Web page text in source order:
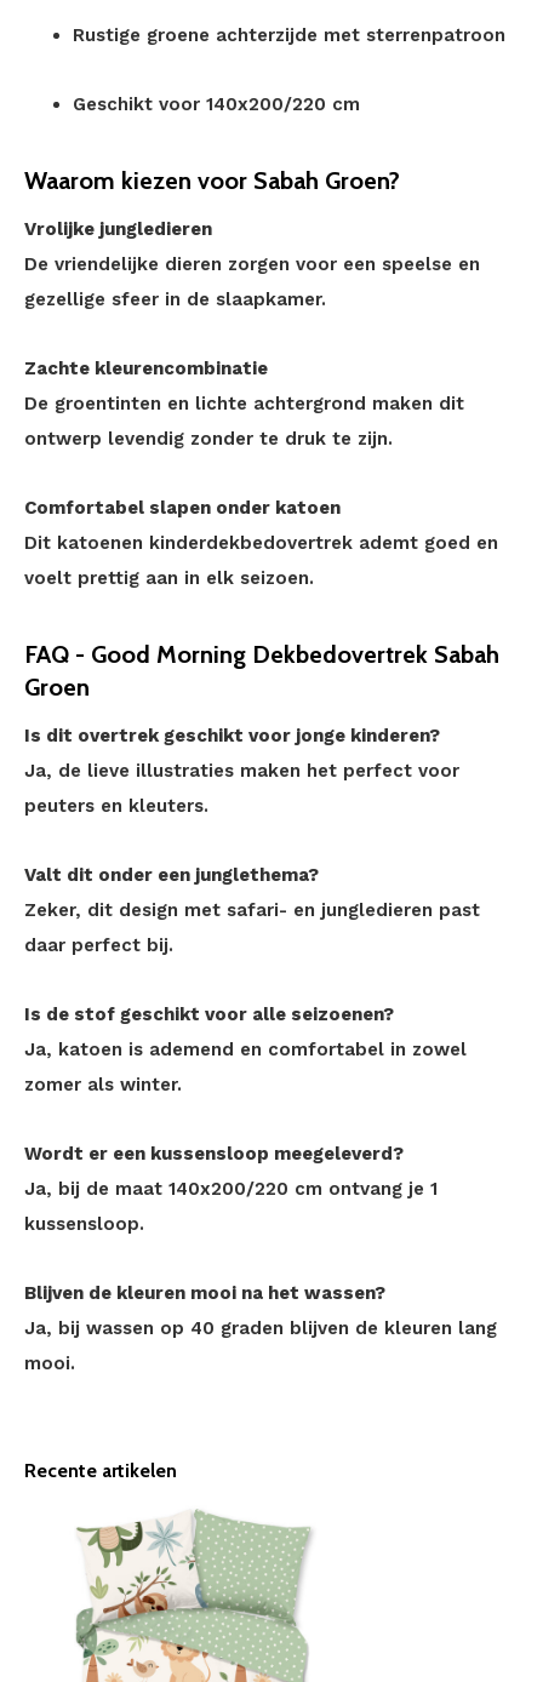
Rustige groene achterzijde met sterrenpatroon
Geschikt voor 140x200/220 cm
Waarom kiezen voor Sabah Groen?
Vrolijke jungledieren
De vriendelijke dieren zorgen voor een speelse en
gezellige sfeer in de slaapkamer.
Zachte kleurencombinatie
De groentinten en lichte achtergrond maken dit
ontwerp levendig zonder te druk te zijn.
Comfortabel slapen onder katoen
Dit katoenen kinderdekbedovertrek ademt goed en
voelt prettig aan in elk seizoen.
FAQ - Good Morning Dekbedovertrek Sabah
Groen
Is dit overtrek geschikt voor jonge kinderen?
Ja, de lieve illustraties maken het perfect voor
peuters en kleuters.
Valt dit onder een junglethema?
Zeker, dit design met safari- en jungledieren past
daar perfect bij.
Is de stof geschikt voor alle seizoenen?
Ja, katoen is ademend en comfortabel in zowel
zomer als winter.
Wordt er een kussensloop meegeleverd?
Ja, bij de maat 140x200/220 cm ontvang je 1
kussensloop.
Blijven de kleuren mooi na het wassen?
Ja, bij wassen op 40 graden blijven de kleuren lang
mooi.
Recente artikelen